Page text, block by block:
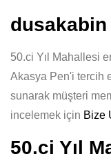
dusakabin
50.ci Yıl Mahallesi
Akasya Pen'i tercih
sunarak müşteri
incelemek için Bize
50.ci Yıl